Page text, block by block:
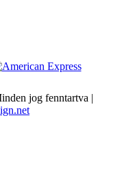
jog fenntartva |